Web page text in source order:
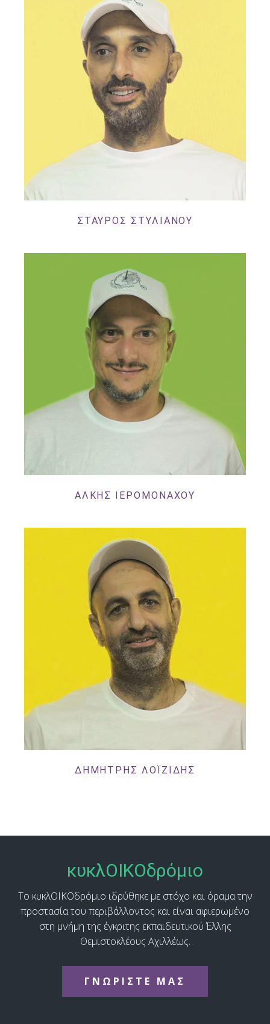
ΣΤΑΥΡΟΣ ΣΤΥΛΙΑΝΟΥ
ΑΛΚΗΣ ΙΕΡΟΜΟΝΑΧΟΥ
ΔΗΜΗΤΡΗΣ ΛΟΪΖΙΔΗΣ
κυκλΟΙΚΟδρόμιο
Το κυκλΟΙΚΟδρόμιο ιδρύθηκε με στόχο και όραμα την
προστασία του περιβάλλοντος και είναι αφιερωμένο
στη μνήμη της έγκριτης εκπαιδευτικού Έλλης
Θεμιστοκλέους Αχιλλέως.
ΓΝΩΡΙΣΤΕ ΜΑΣ